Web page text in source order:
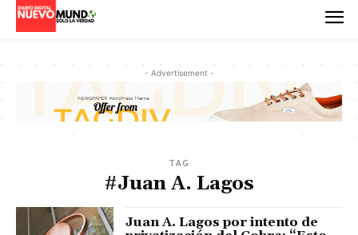
- Advertisement -
TAG
#Juan A. Lagos
Juan A. Lagos por intento de